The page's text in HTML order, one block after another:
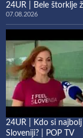
24UR | Bele štorklje
07.08.2026
24UR | Kdo si
Sloveniji? | POP TV